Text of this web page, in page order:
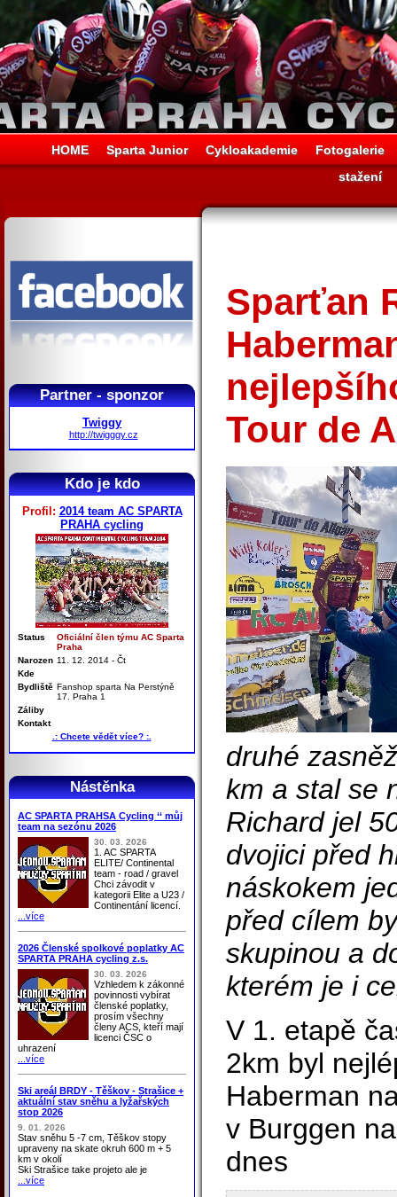
HOME Sparta Junior Cykloakademie
Fotogalerie
stažení
Partner - sponzor
Twiggy
http://twigggy.cz
Kdo je kdo
Profil: 2014 team AC SPARTA
PRAHA cycling
Status
Oficiální člen týmu AC Sparta
Praha
Narozen 11. 12. 2014 - Čt
Kde
Bydliště Fanshop sparta Na Perstýně
17. Praha 1
Záliby
Kontakt
.: Chcete vědět více? :.
Nástěnka
AC SPARTA PRAHSA Cycling ‘‘ můj
team na sezónu 2026
30. 03. 2026
1. AC SPARTA
ELITE/ Continental
team - road / gravel
Chci závodit v
kategorii Elite a U23 /
Continentání licencí.
...více
2026 Členské spolkové poplatky AC
SPARTA PRAHA cycling z.s.
30. 03. 2026
Vzhledem k zákonné
povinnosti vybírat
členské poplatky,
prosím všechny
členy ACS, kteří mají
licenci ČSC o
uhrazení
...více
Ski areál BRDY - Těškov - Strašice +
aktuální stav sněhu a lyžařských
stop 2026
9. 01. 2026
Stav sněhu 5 -7 cm, Těškov stopy
upraveny na skate okruh 600 m + 5
km v okolí
Ski Strašice take projeto ale je
...více
Sparťan
Tour de
druhé
km a stal se
Richard jel
dvojici před
náskokem
před cílem
skupinou a
kterém je i
V 1. etapě
2km byl
Haberman
v Burggen
dnes